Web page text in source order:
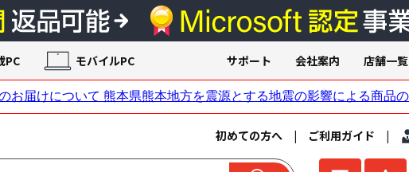
初めての方へ | ご利用ガイド |
PC モバイルPC サポート 会社案内 店舗一覧